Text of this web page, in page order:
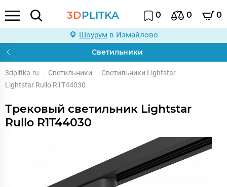
3DPLITKA 0 0 0
Шоурум в Измайлово
Светильники
3dplitka.ru – Светильники – Светильники Lightstar –
Lightstar Rullo R1T44030
Трековый светильник Lightstar
Rullo R1T44030